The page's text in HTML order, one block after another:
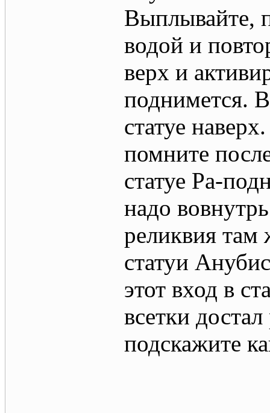
Выплывайте,
водой и
верх и
поднимется.
статуе наверх.
помните
статуе Ра-
надо
реликвия там
статуи
этот вход в
всетки
подскажите